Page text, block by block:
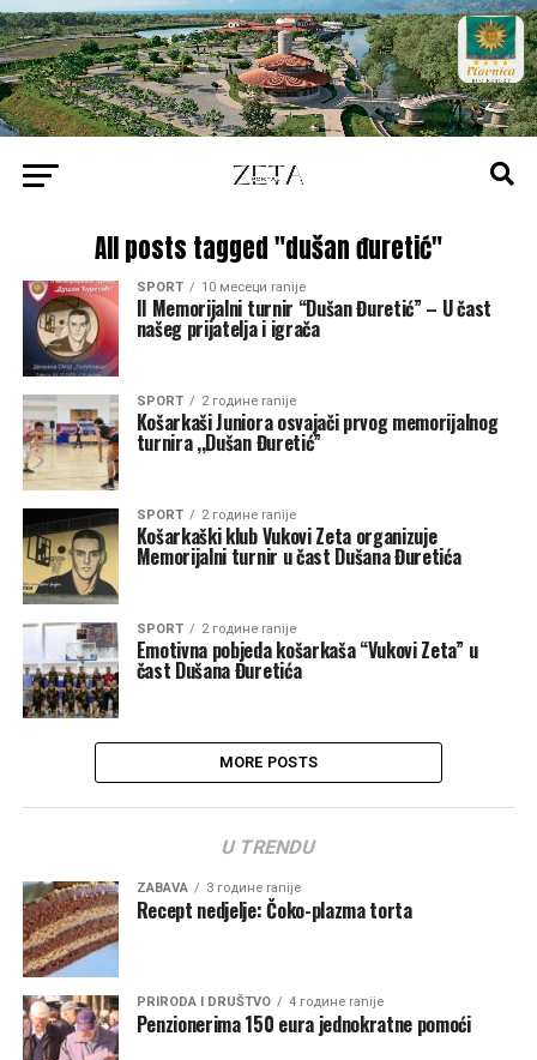
All posts tagged "dušan đuretić"
SPORT 10 месеци ranije
II Memorijalni turnir “Dušan Đuretić” – U čast
našeg prijatelja i igrača
SPORT 2 године ranije
Košarkaši Juniora osvajači prvog memorijalnog
turnira ,,Dušan Đuretić”
SPORT 2 године ranije
Košarkaški klub Vukovi Zeta organizuje
Memorijalni turnir u čast Dušana Đuretića
SPORT 2 године ranije
Emotivna pobjeda košarkaša “Vukovi Zeta” u
čast Dušana Đuretića
MORE POSTS
U TRENDU
ZABAVA 3 године ranije
Recept nedjelje: Čoko-plazma torta
PRIRODA I DRUŠTVO 4 године ranije
Penzionerima 150 eura jednokratne pomoći